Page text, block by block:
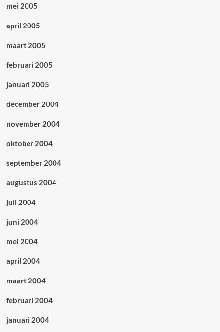
mei 2005
april 2005
maart 2005
februari 2005
januari 2005
december 2004
november 2004
oktober 2004
september 2004
augustus 2004
juli 2004
juni 2004
mei 2004
april 2004
maart 2004
februari 2004
januari 2004